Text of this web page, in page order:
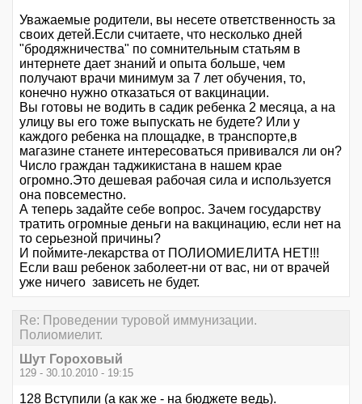
Уважаемые родители, вы несете ответственность за
своих детей.Если считаете, что несколько дней
"бродяжничества" по сомнительным статьям в
интернете дает знаний и опыта больше, чем
получают врачи минимум за 7 лет обучения, то,
конечно нужно отказаться от вакцинации.
Вы готовы не водить в садик ребенка 2 месяца, а на
улицу вы его тоже выпускать не будете? Или у
каждого ребенка на площадке, в транспорте,в
магазине станете интересоваться прививался ли он?
Число граждан таджикистана в нашем крае
огромно.Это дешевая рабочая сила и используется
она повсеместно.
А теперь задайте себе вопрос. Зачем государству
тратить огромные деньги на вакцинацию, если нет на
то серьезной причины?
И поймите-лекарства от ПОЛИОМИЕЛИТА НЕТ!!!
Если ваш ребенок заболеет-ни от вас, ни от врачей
уже ничего зависеть не будет.
Re: Проведении туровой иммунизации.
Полиомиелит.
Шут Гороховый
129 - 30.10.2010 - 19:15
128 Вступили (а как же - на бюджете ведь).